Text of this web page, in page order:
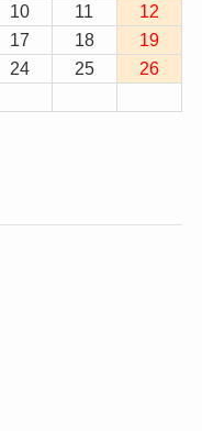
10 11
12
17 18
19
24 25
26